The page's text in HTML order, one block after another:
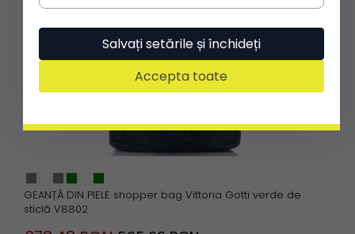
GEANȚĂ DIN PIELE shopper bag Vittoria Gotti verde de
sticlă V8802
Salvați setările și închideți
Accepta toate